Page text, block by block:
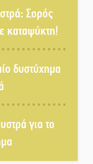
πέτρας
στον Αύγουστο
ξεσκέπασε η
Σορός
καταψύκτη!
δυστύχημα
για το